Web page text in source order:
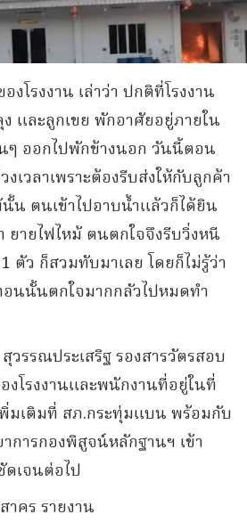
งโรงงาน เล่าว่า ปกติที่โรงงาน
และลูกเขย พักอาศัยอยู่ภายใน
ออกไปพักข้างนอก วันนี้ตอน
งเวลาเพราะต้องรีบส่งให้กับลูกค้า
น ตนเข้าไปอาบน้ำแล้วก็ได้ยิน
ยายไฟไหม้ ตนตกใจจึงรีบวิ่งหนี
ตัว ก็สวมทับมาเลย โดยก็ไม่รู้ว่า
อนนั้นตกใจมากกลัวไปหมดทำ
รรณประเสริฐ รองสารวัตรสอบ
งโรงงานและพนักงานที่อยู่ในที่
พิ่มเติมที่ สภ.กระทุ่มแบน พร้อมกับ
การกองพิสูจน์หลักฐานฯ เข้า
เจนต่อไป
คร รายงาน